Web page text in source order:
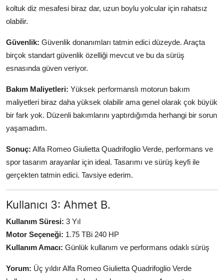
koltuk diz mesafesi biraz dar, uzun boylu yolcular için rahatsız
olabilir.
Güvenlik: Güvenlik donanımları tatmin edici düzeyde. Araçta
birçok standart güvenlik özelliği mevcut ve bu da sürüş
esnasında güven veriyor.
Bakım Maliyetleri: Yüksek performanslı motorun bakım
maliyetleri biraz daha yüksek olabilir ama genel olarak çok büyük
bir fark yok. Düzenli bakımlarını yaptırdığımda herhangi bir sorun
yaşamadım.
Sonuç: Alfa Romeo Giulietta Quadrifoglio Verde, performans ve
spor tasarım arayanlar için ideal. Tasarımı ve sürüş keyfi ile
gerçekten tatmin edici. Tavsiye ederim.
Kullanıcı 3: Ahmet B.
Kullanım Süresi: 3 Yıl
Motor Seçeneği: 1.75 TBi 240 HP
Kullanım Amacı: Günlük kullanım ve performans odaklı sürüş
Yorum: Üç yıldır Alfa Romeo Giulietta Quadrifoglio Verde